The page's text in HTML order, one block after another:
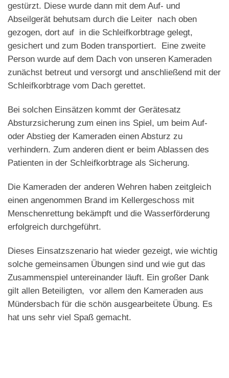
gestürzt. Diese wurde dann mit dem Auf- und
Abseilgerät behutsam durch die Leiter nach oben
gezogen, dort auf in die Schleifkorbtrage gelegt,
gesichert und zum Boden transportiert. Eine zweite
Person wurde auf dem Dach von unseren Kameraden
zunächst betreut und versorgt und anschließend mit der
Schleifkorbtrage vom Dach gerettet.
Bei solchen Einsätzen kommt der Gerätesatz
Absturzsicherung zum einen ins Spiel, um beim Auf-
oder Abstieg der Kameraden einen Absturz zu
verhindern. Zum anderen dient er beim Ablassen des
Patienten in der Schleifkorbtrage als Sicherung.
Die Kameraden der anderen Wehren haben zeitgleich
einen angenommen Brand im Kellergeschoss mit
Menschenrettung bekämpft und die Wasserförderung
erfolgreich durchgeführt.
Dieses Einsatzszenario hat wieder gezeigt, wie wichtig
solche gemeinsamen Übungen sind und wie gut das
Zusammenspiel untereinander läuft. Ein großer Dank
gilt allen Beteiligten, vor allem den Kameraden aus
Mündersbach für die schön ausgearbeitete Übung. Es
hat uns sehr viel Spaß gemacht.